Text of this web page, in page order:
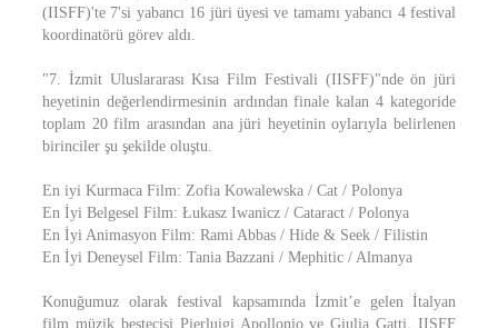
(IISFF)'te 7'si yabancı 16 jüri üyesi ve tamamı yabancı 4 festival
koordinatörü görev aldı.
"7. İzmit Uluslararası Kısa Film Festivali (IISFF)"nde ön jüri
heyetinin değerlendirmesinin ardından finale kalan 4 kategoride
toplam 20 film arasından ana jüri heyetinin oylarıyla belirlenen
birinciler şu şekilde oluştu.
En iyi Kurmaca Film: Zofia Kowalewska / Cat / Polonya
En İyi Belgesel Film: Łukasz Iwanicz / Cataract / Polonya
En İyi Animasyon Film: Rami Abbas / Hide & Seek / Filistin
En İyi Deneysel Film: Tania Bazzani / Mephitic / Almanya
Konuğumuz olarak festival kapsamında İzmit’e gelen İtalyan
film müzik bestecisi Pierluigi Apollonio ve Giulia Gatti, IISFF